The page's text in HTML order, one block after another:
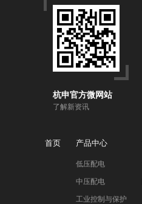
杭申官方微网站
了解新资讯
首页 产品中心
低压配电
中压配电
工业控制与保护